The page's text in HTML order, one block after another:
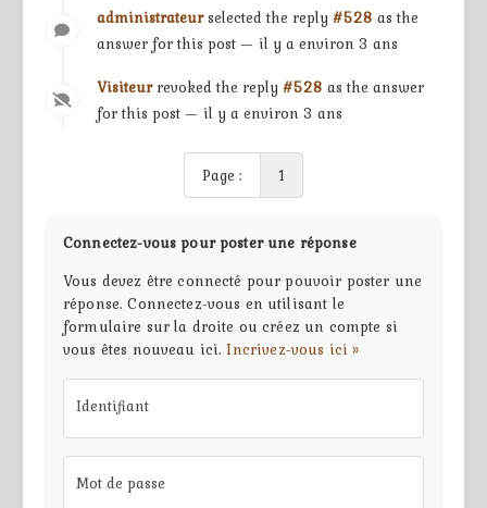
administrateur selected the reply #528 as the
answer for this post — il y a environ 3 ans
Visiteur revoked the reply #528 as the answer
for this post — il y a environ 3 ans
Page : 1
Connectez-vous pour poster une réponse
Vous devez être connecté pour pouvoir poster une
réponse. Connectez-vous en utilisant le
formulaire sur la droite ou créez un compte si
vous êtes nouveau ici.Incrivez-vous ici »
Identifiant
Mot de passe